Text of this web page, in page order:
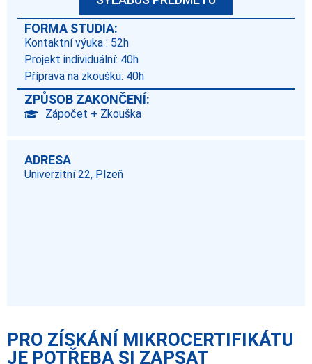
FORMA STUDIA:
Kontaktní výuka : 52h
Projekt individuální: 40h
Příprava na zkoušku: 40h
ZPŮSOB ZAKONČENÍ:
Zápočet + Zkouška
ADRESA
Univerzitní 22, Plzeň
PRO ZÍSKÁNÍ MIKROCERTIFIKÁTU
JE POTŘEBA SI ZAPSAT